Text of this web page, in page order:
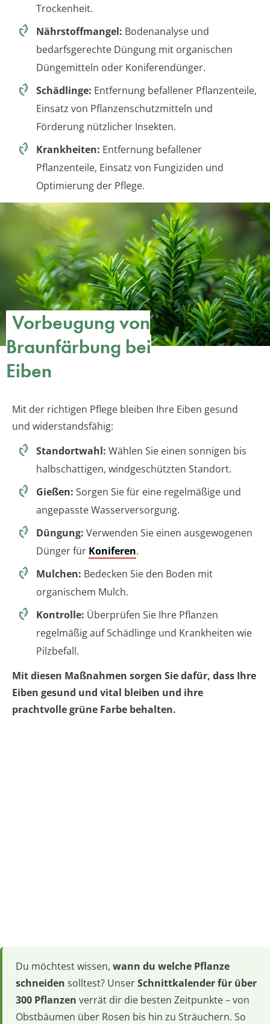
Trockenheit.
Nährstoffmangel: Bodenanalyse und
bedarfsgerechte Düngung mit organischen
Düngemitteln oder Koniferendünger.
Schädlinge: Entfernung befallener Pflanzenteile,
Einsatz von Pflanzenschutzmitteln und
Förderung nützlicher Insekten.
Krankheiten: Entfernung befallener
Pflanzenteile, Einsatz von Fungiziden und
Optimierung der Pflege.
Vorbeugung von
Braunfärbung bei
Eiben
Mit der richtigen Pflege bleiben Ihre Eiben gesund
und widerstandsfähig:
Standortwahl: Wählen Sie einen sonnigen bis
halbschattigen, windgeschützten Standort.
Gießen: Sorgen Sie für eine regelmäßige und
angepasste Wasserversorgung.
Düngung: Verwenden Sie einen ausgewogenen
Dünger für Koniferen.
Mulchen: Bedecken Sie den Boden mit
organischem Mulch.
Kontrolle: Überprüfen Sie Ihre Pflanzen
regelmäßig auf Schädlinge und Krankheiten wie
Pilzbefall.
Mit diesen Maßnahmen sorgen Sie dafür, dass Ihre
Eiben gesund und vital bleiben und ihre
prachtvolle grüne Farbe behalten.
Du möchtest wissen, wann du welche Pflanze
schneiden solltest? UnserSchnittkalender für über
300 Pflanzen verrät dir die besten Zeitpunkte – von
Obstbäumen über Rosen bis hin zu Sträuchern. So